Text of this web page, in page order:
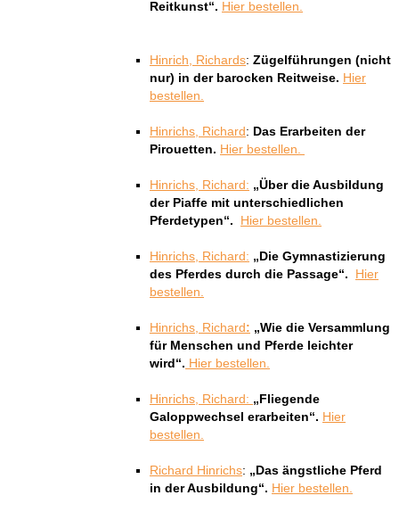
Reitkunst“. Hier bestellen.
Hinrich, Richards: Zügelführungen (nicht
nur) in der barocken Reitweise. Hier
bestellen.
Hinrichs, Richard: Das Erarbeiten der
Pirouetten. Hier bestellen.
Hinrichs, Richard: „Über die Ausbildung
der Piaffe mit unterschiedlichen
Pferdetypen“.
Hier bestellen.
Hinrichs, Richard: „Die Gymnastizierung
des Pferdes durch die Passage“.
Hier
bestellen.
Hinrichs, Richard: „Wie die Versammlung
für Menschen und Pferde leichter
wird“. Hier bestellen.
Hinrichs, Richard: „Fliegende
Galoppwechsel erarbeiten“. Hier
bestellen.
Richard Hinrichs: „Das ängstliche Pferd
in der Ausbildung“. Hier bestellen.